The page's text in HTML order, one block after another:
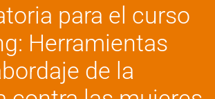
para el curso
Herramientas
de la